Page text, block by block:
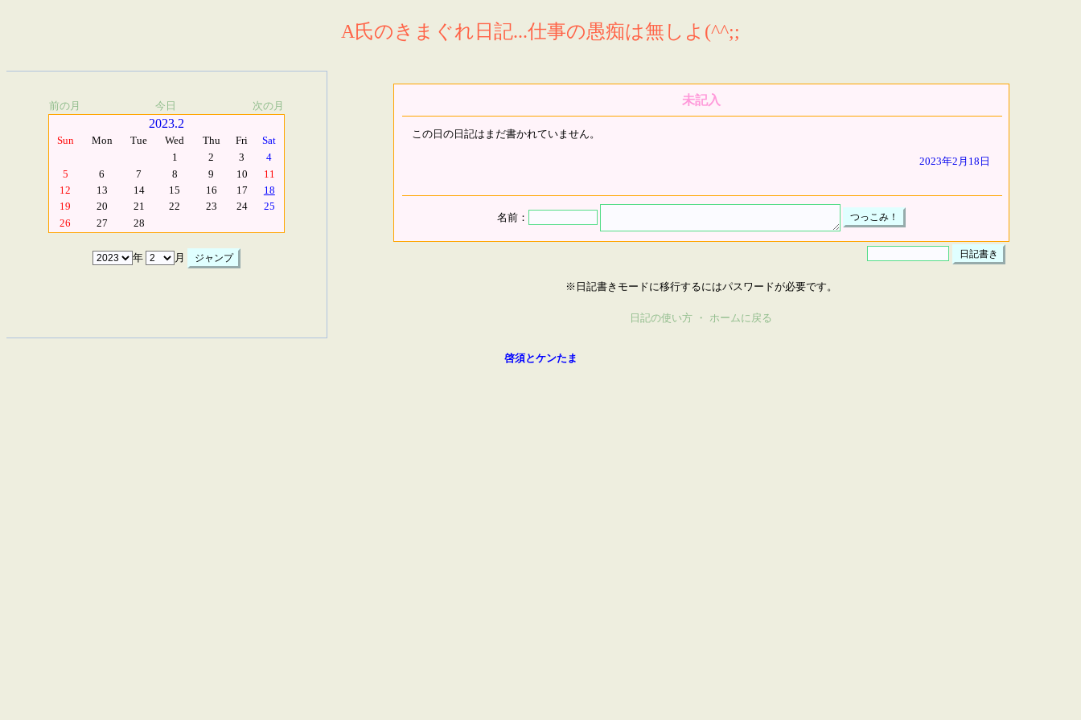
A氏のきまぐれ日記...仕事の愚痴は無しよ(^^;;
前の月 今日 次の月
2023.2
Sun Mon Tue Wed Thu Fri
Sat
1
2 3
4
5
6 7 8 9 10
11
12
13 14 15 16 17
18
19
20 21 22 23 24
25
26
27 28
年 月
未記入
この日の日記はまだ書かれていません。
2023年2月18日
名前：
※日記書きモードに移行するにはパスワードが必要です。
日記の使い方 ・ ホームに戻る
啓須とケンたま